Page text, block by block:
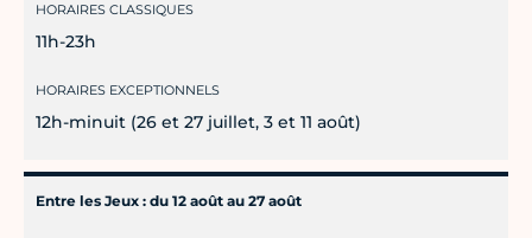
HORAIRES CLASSIQUES
11h-23h
HORAIRES EXCEPTIONNELS
12h-minuit (26 et 27 juillet, 3 et 11 août)
Entre les Jeux : du 12 août au 27 août